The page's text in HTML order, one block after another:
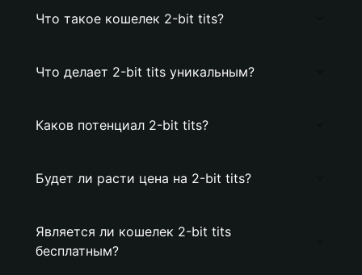
Что такое кошелек 2-bit tits?
Что делает 2-bit tits уникальным?
Каков потенциал 2-bit tits?
Будет ли расти цена на 2-bit tits?
Является ли кошелек 2-bit tits
бесплатным?